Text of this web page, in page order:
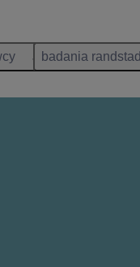
badania randstad